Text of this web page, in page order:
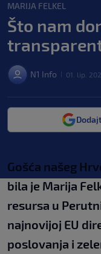
MARIJA FELKEL
Što nam
N1 Info 01. lip.
Gošća našeg
bila je Marija
resursa u
najnovijoj EU
poslovanja i